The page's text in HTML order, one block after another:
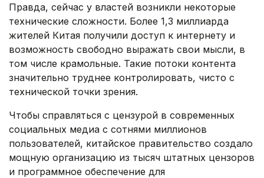
Правда, сейчас у властей возникли некоторые
технические сложности. Более 1,3 миллиарда
жителей Китая получили доступ к интернету и
возможность свободно выражать свои мысли, в
том числе крамольные. Такие потоки контента
значительно труднее контролировать, чисто с
технической точки зрения.
Чтобы справляться с цензурой в современных
социальных медиа с сотнями миллионов
пользователей, китайское правительство создало
мощную организацию из тысяч штатных цензоров
и программное обеспечение для